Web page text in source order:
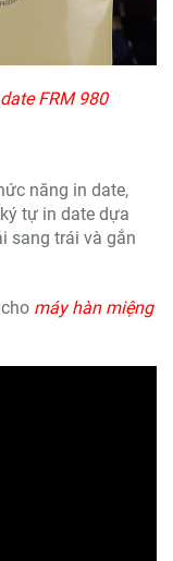
FRM 980
năng in date,
tự in date dựa
sang trái và gắn
máy hàn miệng